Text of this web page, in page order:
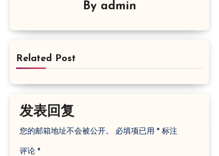
By admin
Related Post
发表回复
您的邮箱地址不会被公开。 必填项已用 *标注
评论 *